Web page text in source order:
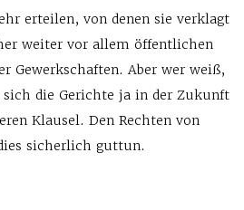
erteilen, von denen sie verklagt
weiter vor allem öffentlichen
Gewerkschaften. Aber wer weiß,
die Gerichte ja in der Zukunft
Klausel. Den Rechten von
sicherlich guttun.